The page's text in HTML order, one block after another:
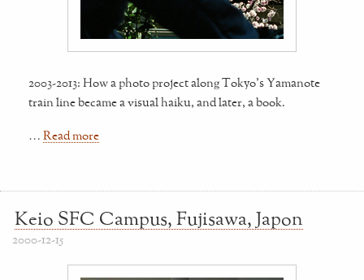
2003-2013: How a photo project along Tokyo's Yamanote
train line became a visual haiku, and later, a book.
… Read more
Keio SFC Campus, Fujisawa, Japon
2000-12-15